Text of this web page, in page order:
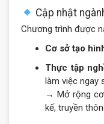
Cập nhật
Chương trình được
Cơ sở tạo
Thực tập
làm việc ngay
→ Mở rộng
kế, truyền